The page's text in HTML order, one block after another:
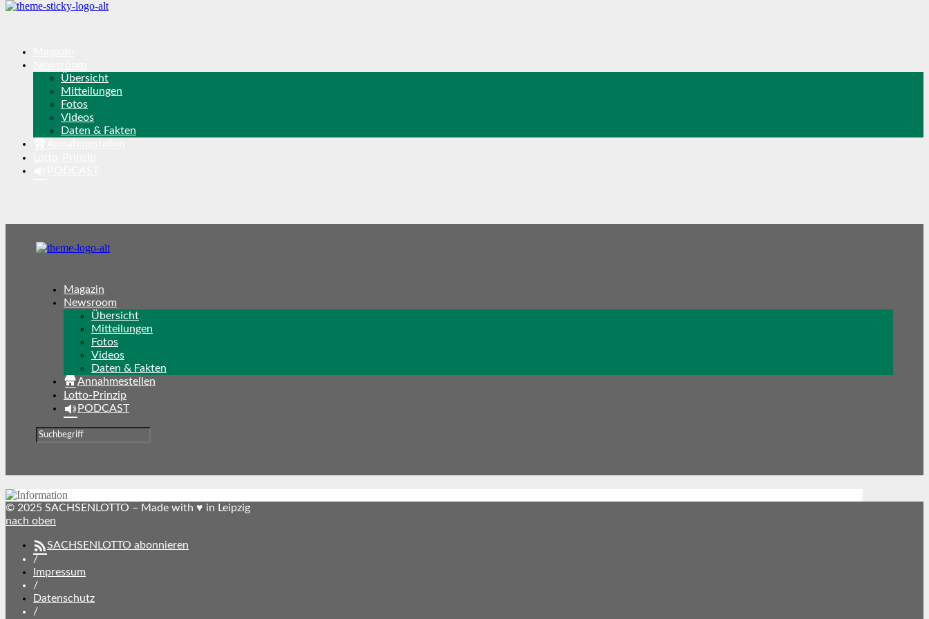
Übersicht
Mitteilungen
Fotos
Videos
Daten & Fakten
Magazin
Newsroom
Übersicht
Mitteilungen
Fotos
Videos
Daten & Fakten
Annahmestellen
Lotto-Prinzip
PODCAST
© 2025 SACHSENLOTTO – Made with ♥ in Leipzig
nach oben
SACHSENLOTTO abonnieren
/
Impressum
/
Datenschutz
/